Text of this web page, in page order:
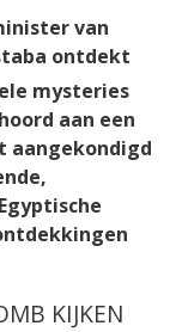
van
ontdekt
mysteries
aan een
aangekondigd
KIJKEN